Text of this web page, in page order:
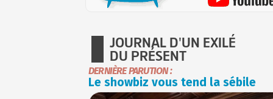
JOURNAL D'UN EXILÉ
DU PRÉSENT
DERNIÈRE PARUTION :
Le showbiz vous tend la sébile